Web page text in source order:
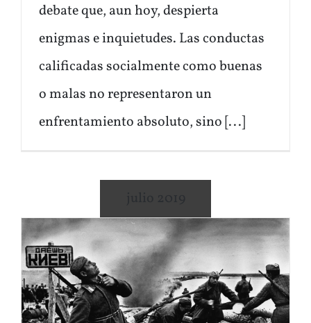
debate que, aun hoy, despierta
enigmas e inquietudes. Las conductas
calificadas socialmente como buenas
o malas no representaron un
enfrentamiento absoluto, sino [...]